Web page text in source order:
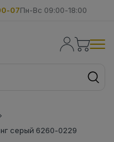
07Пн-Вс 09:00-18:00
серый 6260-0229